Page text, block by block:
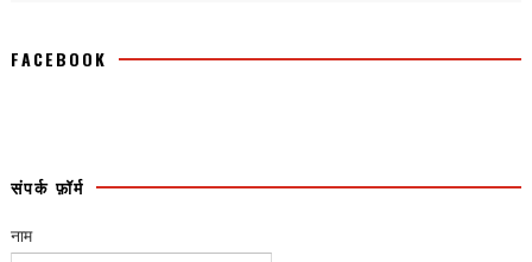
FACEBOOK
संपर्क फ़ॉर्म
नाम